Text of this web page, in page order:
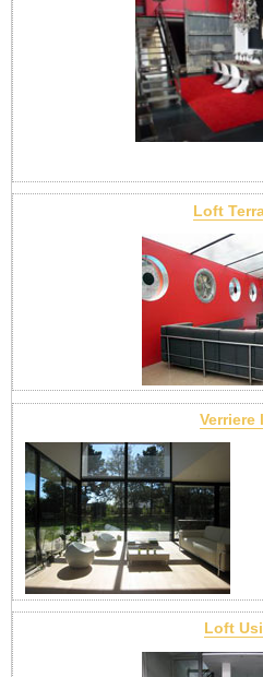
Loft
Verriere
Loft